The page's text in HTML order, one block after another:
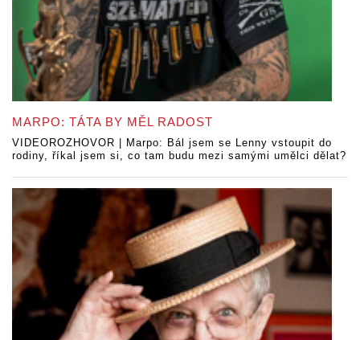
MARPO: TÁTA BY MĚL RADOST
VIDEOROZHOVOR | Marpo: Bál jsem se Lenny vstoupit do
rodiny, říkal jsem si, co tam budu mezi samými umělci dělat?